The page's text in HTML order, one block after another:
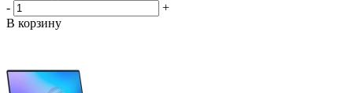
-
+
В корзину